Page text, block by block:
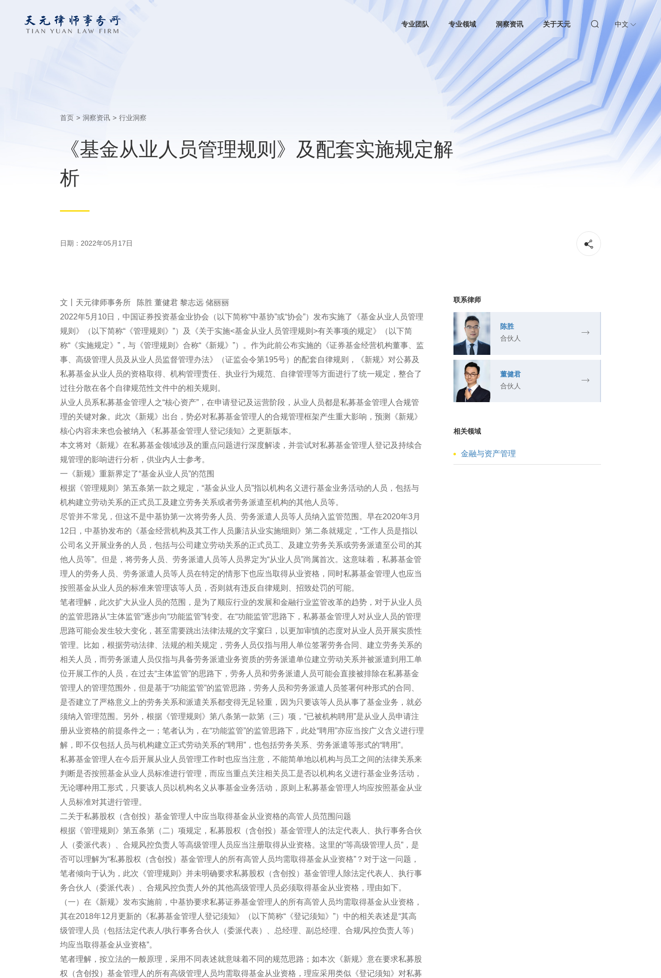
专业团队 专业领域 洞察资讯 关于天元 中文
首页 > 洞察资讯 > 行业洞察
《基金从业人员管理规则》及配套实施规定解
析
日期：2022年05月17日
文丨天元律师事务所 陈胜 董健君 黎志远 储丽丽
2022年5月10日，中国证券投资基金业协会（以下简称“中基协”或“协会”）发布实施了《基金从业人员管理
规则》（以下简称“《管理规则》”）及《关于实施<基金从业人员管理规则>有关事项的规定》（以下简
称“《实施规定》”，与《管理规则》合称“《新规》”）。作为此前公布实施的《证券基金经营机构董事、监
事、高级管理人员及从业人员监督管理办法》（证监会令第195号）的配套自律规则，《新规》对公募及
私募基金从业人员的资格取得、机构管理责任、执业行为规范、自律管理等方面进行了统一规定，整合了
过往分散在各个自律规范性文件中的相关规则。
从业人员系私募基金管理人之“核心资产”，在申请登记及运营阶段，从业人员都是私募基金管理人合规管
理的关键对象。此次《新规》出台，势必对私募基金管理人的合规管理框架产生重大影响，预测《新规》
核心内容未来也会被纳入《私募基金管理人登记须知》之更新版本。
本文将对《新规》在私募基金领域涉及的重点问题进行深度解读，并尝试对私募基金管理人登记及持续合
规管理的影响进行分析，供业内人士参考。
一《新规》重新界定了“基金从业人员”的范围
根据《管理规则》第五条第一款之规定，“基金从业人员”指以机构名义进行基金业务活动的人员，包括与
机构建立劳动关系的正式员工及建立劳务关系或者劳务派遣至机构的其他人员等。
尽管并不常见，但这不是中基协第一次将劳务人员、劳务派遣人员等人员纳入监管范围。早在2020年3月
12日，中基协发布的《基金经营机构及其工作人员廉洁从业实施细则》第二条就规定，“工作人员是指以
公司名义开展业务的人员，包括与公司建立劳动关系的正式员工、及建立劳务关系或劳务派遣至公司的其
他人员等”。但是，将劳务人员、劳务派遣人员等人员界定为“从业人员”尚属首次。这意味着，私募基金管
理人的劳务人员、劳务派遣人员等人员在特定的情形下也应当取得从业资格，同时私募基金管理人也应当
按照基金从业人员的标准来管理该等人员，否则就有违反自律规则、招致处罚的可能。
笔者理解，此次扩大从业人员的范围，是为了顺应行业的发展和金融行业监管改革的趋势，对于从业人员
的监管思路从“主体监管”逐步向“功能监管”转变。在“功能监管”思路下，私募基金管理人对从业人员的管理
思路可能会发生较大变化，甚至需要跳出法律法规的文字窠臼，以更加审慎的态度对从业人员开展实质性
管理。比如，根据劳动法律、法规的相关规定，劳务人员仅指与用人单位签署劳务合同、建立劳务关系的
相关人员，而劳务派遣人员仅指与具备劳务派遣业务资质的劳务派遣单位建立劳动关系并被派遣到用工单
位开展工作的人员，在过去“主体监管”的思路下，劳务人员和劳务派遣人员可能会直接被排除在私募基金
管理人的管理范围外，但是基于“功能监管”的监管思路，劳务人员和劳务派遣人员签署何种形式的合同、
是否建立了严格意义上的劳务关系和派遣关系都变得无足轻重，因为只要该等人员从事了基金业务，就必
须纳入管理范围。另外，根据《管理规则》第八条第一款第（三）项，“已被机构聘用”是从业人员申请注
册从业资格的前提条件之一；笔者认为，在“功能监管”的监管思路下，此处“聘用”亦应当按广义含义进行理
解，即不仅包括人员与机构建立正式劳动关系的“聘用”，也包括劳务关系、劳务派遣等形式的“聘用”。
私募基金管理人在今后开展从业人员管理工作时也应当注意，不能简单地以机构与员工之间的法律关系来
判断是否按照基金从业人员标准进行管理，而应当重点关注相关员工是否以机构名义进行基金业务活动，
无论哪种用工形式，只要该人员以机构名义从事基金业务活动，原则上私募基金管理人均应按照基金从业
人员标准对其进行管理。
二关于私募股权（含创投）基金管理人中应当取得基金从业资格的高管人员范围问题
根据《管理规则》第五条第（二）项规定，私募股权（含创投）基金管理人的法定代表人、执行事务合伙
人（委派代表）、合规风控负责人等高级管理人员应当注册取得从业资格。这里的“等高级管理人员”，是
否可以理解为“私募股权（含创投）基金管理人的所有高管人员均需取得基金从业资格”？对于这一问题，
笔者倾向于认为，此次《管理规则》并未明确要求私募股权（含创投）基金管理人除法定代表人、执行事
务合伙人（委派代表）、合规风控负责人外的其他高级管理人员必须取得基金从业资格，理由如下。
（一）在《新规》发布实施前，中基协要求私募证券基金管理人的所有高管人员均需取得基金从业资格，
其在2018年12月更新的《私募基金管理人登记须知》（以下简称“《登记须知》”）中的相关表述是“其高
级管理人员（包括法定代表人/执行事务合伙人（委派代表）、总经理、副总经理、合规/风控负责人等）
均应当取得基金从业资格”。
笔者理解，按立法的一般原理，采用不同表述就意味着不同的规范思路；如本次《新规》意在要求私募股
权（含创投）基金管理人的所有高级管理人员均需取得基金从业资格，理应采用类似《登记须知》对私募
联系律师
陈胜
合伙人
董健君
合伙人
相关领域
金融与资产管理